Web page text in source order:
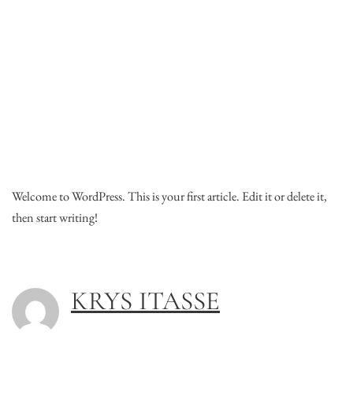
Welcome to WordPress. This is your first article. Edit it or delete it,
then start writing!
KRYS ITASSE